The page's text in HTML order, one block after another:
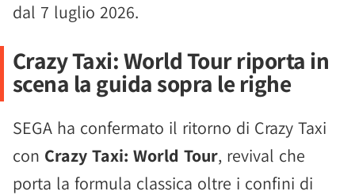
dal 7 luglio 2026.
Crazy Taxi: World Tour riporta in
scena la guida sopra le righe
SEGA ha confermato il ritorno di Crazy Taxi
con Crazy Taxi: World Tour, revival che
porta la formula classica oltre i confini di